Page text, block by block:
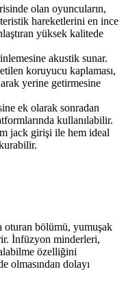
olan oyuncuların,
hareketlerini en ince
yüksek kalitede
akustik sunar.
koruyucu kaplaması,
yerine getirmesine
ek olarak sonradan
kullanılabilir.
jack girişi ile hem ideal
oturan bölümü, yumuşak
İnfüzyon minderleri,
özelliğini
olmasından dolayı